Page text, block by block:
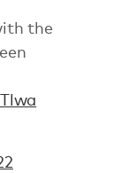
the